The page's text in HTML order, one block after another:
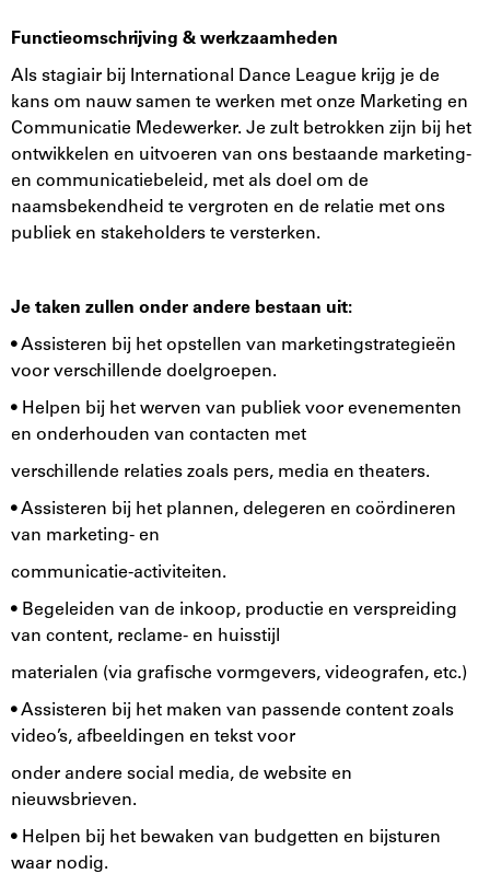
Functieomschrijving & werkzaamheden
Als stagiair bij International Dance League krijg je de
kans om nauw samen te werken met onze Marketing en
Communicatie Medewerker. Je zult betrokken zijn bij het
ontwikkelen en uitvoeren van ons bestaande marketing-
en communicatiebeleid, met als doel om de
naamsbekendheid te vergroten en de relatie met ons
publiek en stakeholders te versterken.
Je taken zullen onder andere bestaan uit:
• Assisteren bij het opstellen van marketingstrategieën
voor verschillende doelgroepen.
• Helpen bij het werven van publiek voor evenementen
en onderhouden van contacten met
verschillende relaties zoals pers, media en theaters.
• Assisteren bij het plannen, delegeren en coördineren
van marketing- en
communicatie-activiteiten.
• Begeleiden van de inkoop, productie en verspreiding
van content, reclame- en huisstijl
materialen (via grafische vormgevers, videografen, etc.)
• Assisteren bij het maken van passende content zoals
video’s, afbeeldingen en tekst voor
onder andere social media, de website en
nieuwsbrieven.
• Helpen bij het bewaken van budgetten en bijsturen
waar nodig.